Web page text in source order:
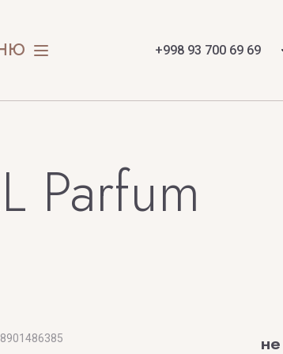
+998 93 700 69 69
Parfum
Yves Saint Laurent